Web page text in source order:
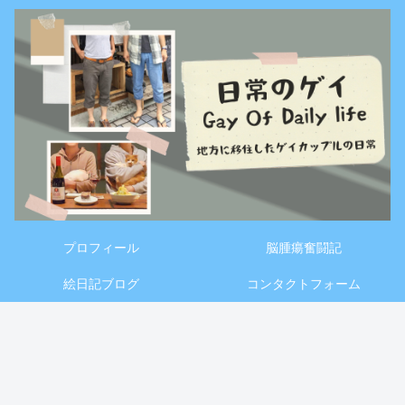
プロフィール 脳腫瘍奮闘記
絵日記ブログ コンタクトフォーム